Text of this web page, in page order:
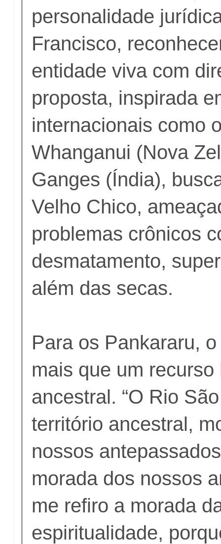
personalidade
Francisco,
entidade viva com
proposta, inspirada
internacionais como
Whanganui (Nova
Ganges (Índia),
Velho Chico,
problemas crônicos
desmatamento,
além das secas.
Para os Pankararu,
mais que um
ancestral. “O Rio
território ancestral,
nossos
morada dos nossos
me refiro a morada
espiritualidade,